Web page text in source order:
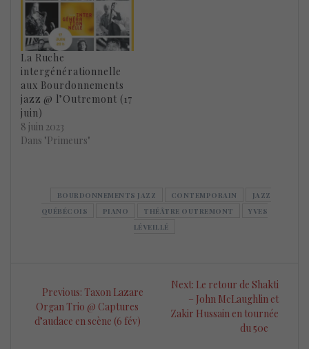
La Ruche
intergénérationnelle
aux Bourdonnements
jazz @ l’Outremont (17
juin)
8 juin 2023
Dans "Primeurs"
BOURDONNEMENTS JAZZ CONTEMPORAIN
JAZZ
QUÉBÉCOIS
PIANO THÉÂTRE OUTREMONT
YVES
LÉVEILLÉ
l’article
Previous: Previous
post:
Taxon Lazare
Organ Trio @ Captures
d’audace en scène (6 fév)
Next: Next
post:
Le retour de Shakti
– John McLaughlin et
Zakir Hussain en tournée
du 50e